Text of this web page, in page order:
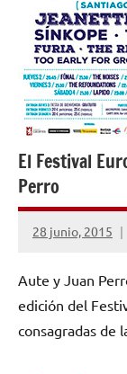
El Festival
Perro
28 junio, 2015
No
comentarios
Aute y Juan
edición del
consagradas de